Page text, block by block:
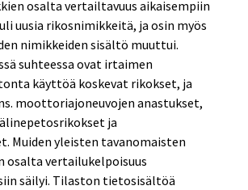
osalta vertailtavuus aikaisempiin
uusia rikosnimikkeitä, ja osin myös
nimikkeiden sisältö muuttui.
suhteessa ovat irtaimen
käyttöä koskevat rikokset, ja
moottoriajoneuvojen anastukset,
ja
Muiden yleisten tavanomaisten
osalta vertailukelpoisuus
säilyi. Tilaston tietosisältöä